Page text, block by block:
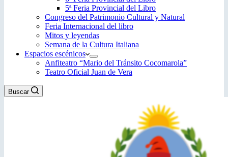
5ª Feria Provincial del Libro
Congreso del Patrimonio Cultural y Natural
Feria Internacional del libro
Mitos y leyendas
Semana de la Cultura Italiana
Espacios escénicos
Anfiteatro “Mario del Tránsito Cocomarola”
Teatro Oficial Juan de Vera
Buscar